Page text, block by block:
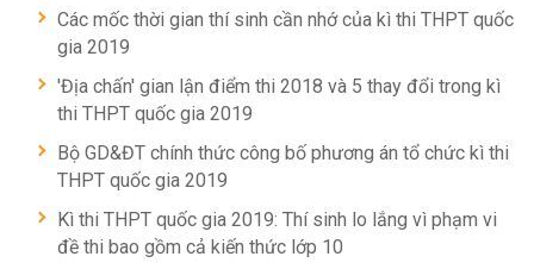
Các mốc thời gian thí sinh cần nhớ của kì thi THPT quốc
gia 2019
'Địa chấn' gian lận điểm thi 2018 và 5 thay đổi trong kì
thi THPT quốc gia 2019
Bộ GD&ĐT chính thức công bố phương án tổ chức kì thi
THPT quốc gia 2019
Kì thi THPT quốc gia 2019: Thí sinh lo lắng vì phạm vi
đề thi bao gồm cả kiến thức lớp 10